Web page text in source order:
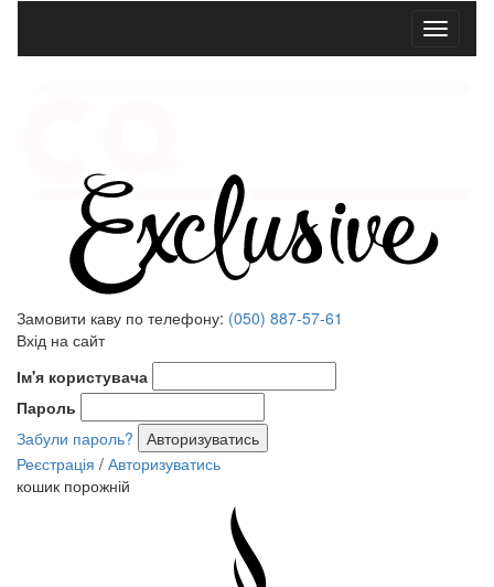
Меню
Замовити каву по телефону: (050) 887-57-61
Вхід на сайт
Ім'я користувача
Пароль
Забули пароль?
Реєстрація / Авторизуватись
кошик порожній